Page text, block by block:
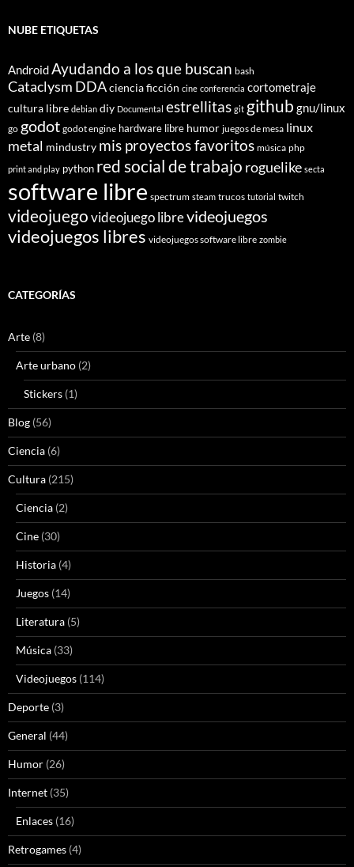
NUBE ETIQUETAS
AndroidAyudando a los que buscan bash
Cataclysm DDAciencia ficción cine conferencia cortometraje
cultura libre debian diy Documental estrellitas git github gnu/linux
go godot godot engine hardware libre humor juegos de mesa linux
metal mindustry mis proyectos favoritos música php
print and play python red social de trabajo roguelike secta
software libre spectrum steam trucos tutorial twitch
videojuegovideojuego librevideojuegos
videojuegos libres videojuegos software libre zombie
CATEGORÍAS
Arte (8)
Arte urbano (2)
Stickers (1)
Blog (56)
Ciencia (6)
Cultura (215)
Ciencia (2)
Cine (30)
Historia (4)
Juegos (14)
Literatura (5)
Música (33)
Videojuegos (114)
Deporte (3)
General (44)
Humor (26)
Internet (35)
Enlaces (16)
Retrogames (4)